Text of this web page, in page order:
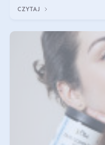
problemem.
CZYTAJ